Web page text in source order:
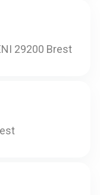
29200 Brest